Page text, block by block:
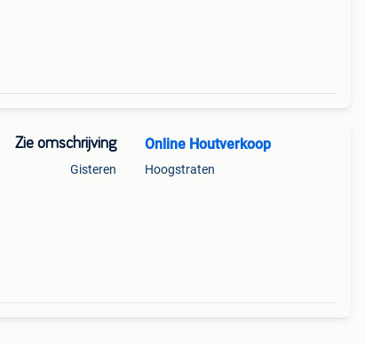
Zie omschrijving
Gisteren
Online Houtverkoop
Hoogstraten